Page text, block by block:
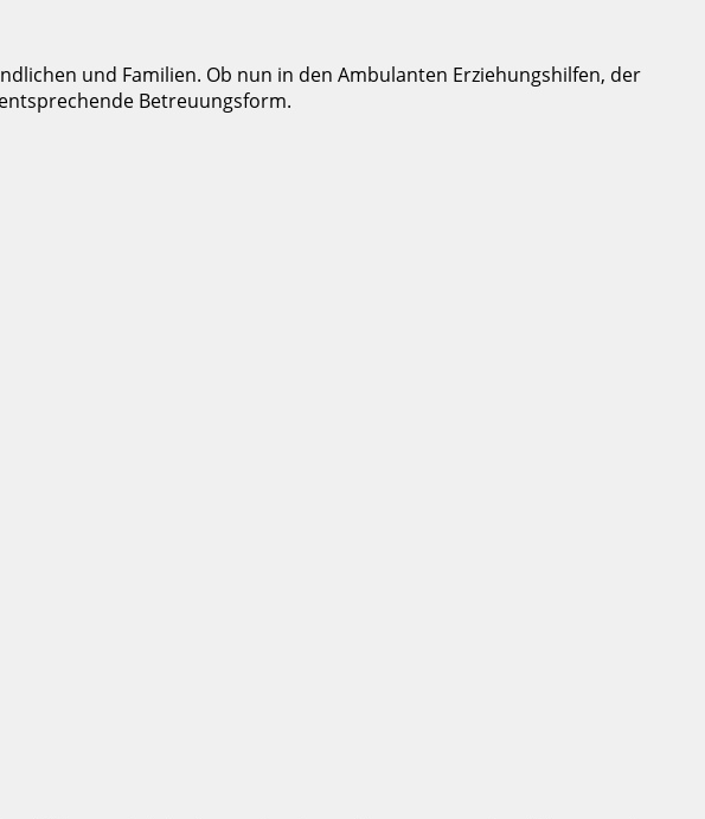
und Familien. Ob nun in den Ambulanten Erziehungshilfen, der
Betreuungsform.